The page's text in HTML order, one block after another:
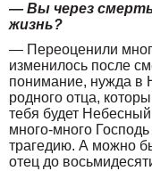
— Вы через
жизнь?
— Переоценили
изменилось после
понимание, нужда в
родного отца,
тебя будет
много-много
трагедию. А можно
отец до